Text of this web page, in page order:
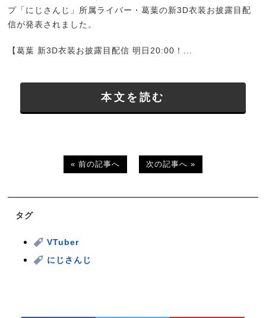
プ「にじさんじ」所属ライバー・葛葉の新3D衣装お披露目配
信が発表されました。
【葛葉 新3D衣装お披露目配信 明日20:00！...
本文を読む
« 前の記事へ 次の記事へ »
タグ
VTuber
にじさんじ